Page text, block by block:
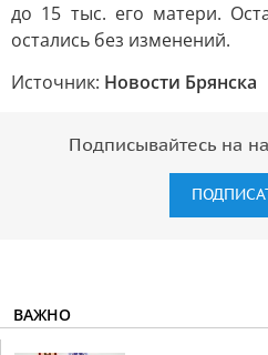
до 15 тыс. его матери.
остались без изменений.
Источник: Новости Брянска
Подписывайтесь на
ВАЖНО